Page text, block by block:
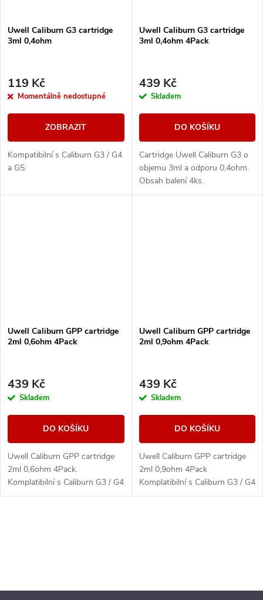
Uwell Caliburn G3 cartridge
3ml 0,4ohm
119 Kč
Momentálně nedostupné
ZOBRAZIT
Kompatibilní s Caliburn G3 / G4
a G5.
Uwell Caliburn G3 cartridge
3ml 0,4ohm 4Pack
439 Kč
Skladem
DO KOŠÍKU
Cartridge Uwell Caliburn G3 o
objemu 3ml a odporu 0,4ohm.
Obsah balení 4ks.
Uwell Caliburn GPP cartridge
2ml 0,6ohm 4Pack
439 Kč
Skladem
DO KOŠÍKU
Uwell Caliburn GPP cartridge
2ml 0,6ohm 4Pack.
Komplatibilní s Caliburn G3 / G4
a G5. Balení obsahuje 4ks.
Uwell Caliburn GPP cartridge
2ml 0,9ohm 4Pack
439 Kč
Skladem
DO KOŠÍKU
Uwell Caliburn GPP cartridge
2ml 0,9ohm 4Pack
Komplatibilní s Caliburn G3 / G4
a G5. Balení obsahuje 4ks.